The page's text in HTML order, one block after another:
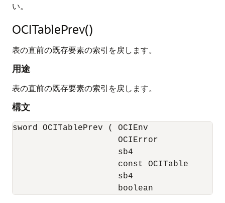
い。
OCITablePrev()
表の直前の既存要素の索引を戻します。
用途
表の直前の既存要素の索引を戻します。
構文
sword OCITablePrev ( OCIEnv
OCIError
sb4
const OCITable
sb4
boolean